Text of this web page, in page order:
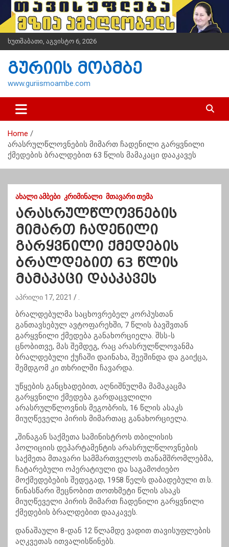
i
t
n
ხუთშაბათი, აგვისტო 6, 2026
გურიის მოამბე
www.guriismoambe.com
Home
არასრულწლოვნების მიმართ ჩადენილი გარყვნილი
ქმედების ბრალდებით 63 წლის მამაკაცი დააკავეს
ᲐᲮᲐᲚᲘ ᲐᲛᲑᲔᲑᲘ ᲙᲠᲘᲛᲘᲜᲐᲚᲘ ᲛᲗᲐᲕᲐᲠᲘ ᲗᲔᲛᲐ
არასრულწლოვნების
მიმართ ჩადენილი
გარყვნილი ქმედების
ბრალდებით 63 წლის
მამაკაცი დააკავეს
აპრილი 17, 2021
ბრალდებულმა საცხოვრებელ კორპუსთან
განთავსებულ ავტოფარეხში, 7 წლის ბავშვთან
გარყვნილი ქმედება განახორციელა. შსს-ს
ცნობითვე, მას შემდეგ, რაც არასრულწლოვანმა
ბრალდებული ქუჩაში დაინახა, შეეშინდა და გაიქცა,
შემდგომ კი თხრილში ჩავარდა.
უწყების განცხადებით, აღნიშნულმა მამაკაცმა
გარყვნილი ქმედება გარდაცვლილი
არასრულწლოვნის მეგობრის, 16 წლის ასაკს
მიუღწეველი პირის მიმართაც განახორციელა.
„შინაგან საქმეთა სამინისტროს თბილისის
პოლიციის დეპარტამენტის არასრულწლოვნების
საქმეთა მთავარი სამმართველოს თანამშრომლებმა,
ჩატარებული ოპერატიული და საგამოძიებო
მოქმედებების შედეგად, 1958 წელს დაბადებული თ.ს.
წინასწარი შეცნობით თოთხმეტი წლის ასაკს
მიუღწეველი პირის მიმართ ჩადენილი გარყვნილი
ქმედების ბრალდებით დააკავეს.
დანაშაული 8-დან 12 წლამდე ვადით თავისუფლების
აღკვეთას ითვალისწინებს.